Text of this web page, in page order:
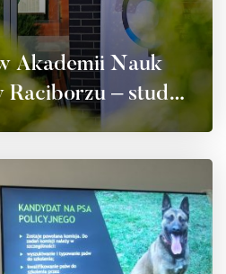
Akademii Nauk
Raciborzu – studia,
do realnych